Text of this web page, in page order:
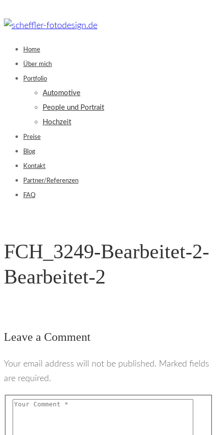
to
Home
Über mich
Portfolio
Automotive
People und Portrait
Hochzeit
Preise
Blog
Kontakt
Partner/Referenzen
FAQ
FCH_3249-Bearbeitet-2-
Bearbeitet-2
Leave a Comment
Your email address will not be published. Marked fields
are required.